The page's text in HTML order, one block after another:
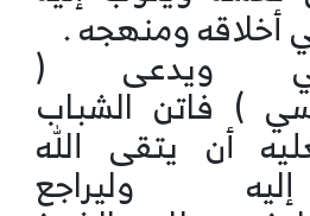
أخلاقه ومنهجه .
ويدعى (
) فاتن الشباب
أن يتقى الله
وليراجع